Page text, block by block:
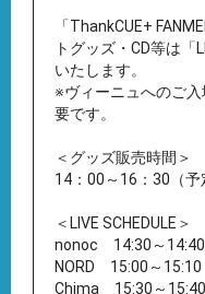
「ThankCUE+
トグッズ・CD等は「
いたします。
※ヴィーニュへのご
要です。
＜グッズ販売時間＞
14：00～16：30（予
＜LIVE SCHEDULE＞
nonoc 14:30～14:40
NORD 15:00～15:10
Chima 15:30～15:40